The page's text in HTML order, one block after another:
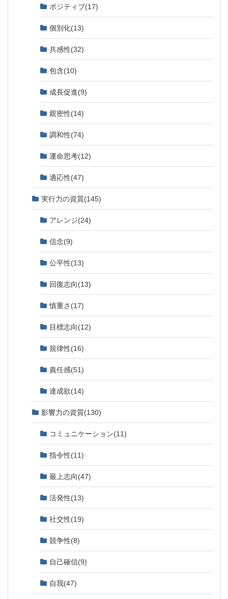
ポジティブ(17)
個別化(13)
共感性(32)
包含(10)
成長促進(9)
親密性(14)
調和性(74)
運命思考(12)
適応性(47)
実行力の資質(145)
アレンジ(24)
信念(9)
公平性(13)
回復志向(13)
慎重さ (17)
目標志向(12)
規律性(16)
責任感(51)
達成欲(14)
影響力の資質(130)
コミュニケーション(11)
指令性(11)
最上志向(47)
活発性(13)
社交性(19)
競争性(8)
自己確信(9)
自我(47)